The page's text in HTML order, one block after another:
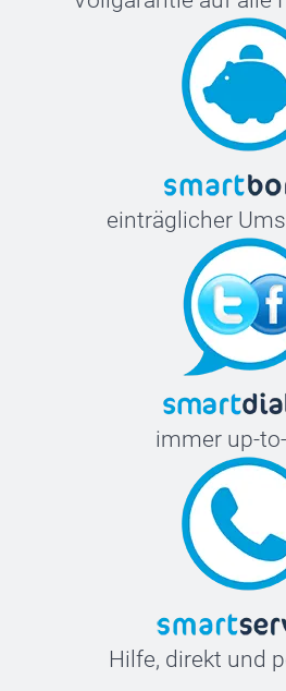
einträglicher
immer up-
Hilfe, direkt und